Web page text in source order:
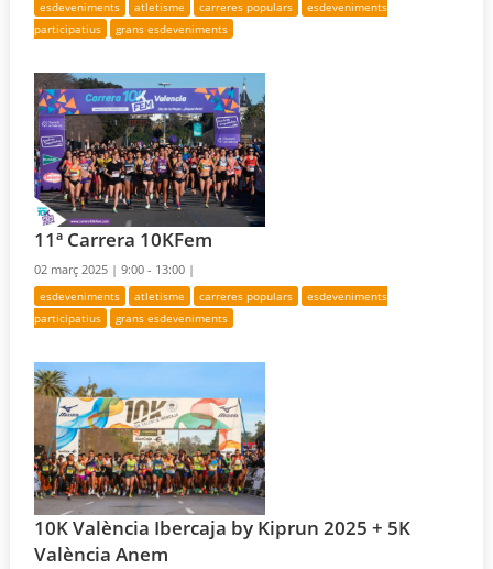
esdeveniments atletisme carreres populars
esdeveniments
participatius
grans esdeveniments
11ª Carrera 10KFem
02 març 2025 |9:00 - 13:00 |
esdeveniments atletisme carreres populars
esdeveniments
participatius
grans esdeveniments
10K València Ibercaja by Kiprun 2025 + 5K
València Anem